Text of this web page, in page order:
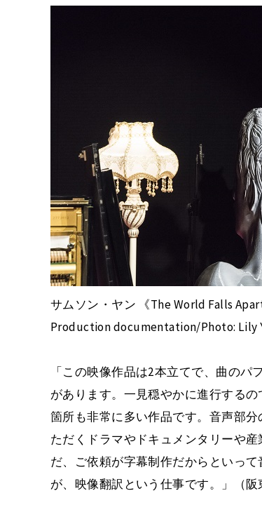
サムソン・ヤン 《The World Falls
Production documentation/Photo: Lily
「この映像作品は2本立てで、曲の
があります。一見穏やかに進行する
箇所も非常に多い作品です。音声部
ただくドラマやドキュメンタリーや
だ、ご依頼が字幕制作だからといっ
が、映像翻訳という仕事です。」（阪